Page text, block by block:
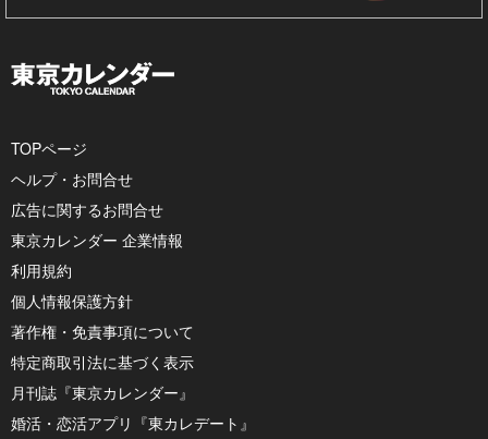
TOPページ
ヘルプ・お問合せ
広告に関するお問合せ
東京カレンダー 企業情報
利用規約
個人情報保護方針
著作権・免責事項について
特定商取引法に基づく表示
月刊誌『東京カレンダー』
婚活・恋活アプリ『東カレデート』